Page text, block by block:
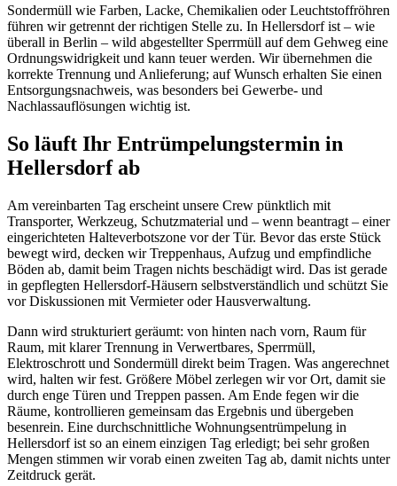
Sondermüll wie Farben, Lacke, Chemikalien oder Leuchtstoffröhren
führen wir getrennt der richtigen Stelle zu. In Hellersdorf ist – wie
überall in Berlin – wild abgestellter Sperrmüll auf dem Gehweg eine
Ordnungswidrigkeit und kann teuer werden. Wir übernehmen die
korrekte Trennung und Anlieferung; auf Wunsch erhalten Sie einen
Entsorgungsnachweis, was besonders bei Gewerbe- und
Nachlassauflösungen wichtig ist.
So läuft Ihr Entrümpelungstermin in
Hellersdorf ab
Am vereinbarten Tag erscheint unsere Crew pünktlich mit
Transporter, Werkzeug, Schutzmaterial und – wenn beantragt – einer
eingerichteten Halteverbotszone vor der Tür. Bevor das erste Stück
bewegt wird, decken wir Treppenhaus, Aufzug und empfindliche
Böden ab, damit beim Tragen nichts beschädigt wird. Das ist gerade
in gepflegten Hellersdorf-Häusern selbstverständlich und schützt Sie
vor Diskussionen mit Vermieter oder Hausverwaltung.
Dann wird strukturiert geräumt: von hinten nach vorn, Raum für
Raum, mit klarer Trennung in Verwertbares, Sperrmüll,
Elektroschrott und Sondermüll direkt beim Tragen. Was angerechnet
wird, halten wir fest. Größere Möbel zerlegen wir vor Ort, damit sie
durch enge Türen und Treppen passen. Am Ende fegen wir die
Räume, kontrollieren gemeinsam das Ergebnis und übergeben
besenrein. Eine durchschnittliche Wohnungsentrümpelung in
Hellersdorf ist so an einem einzigen Tag erledigt; bei sehr großen
Mengen stimmen wir vorab einen zweiten Tag ab, damit nichts unter
Zeitdruck gerät.